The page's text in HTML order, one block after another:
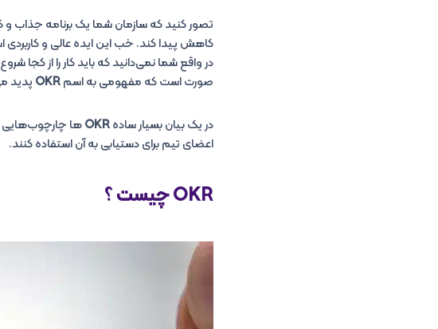
تصور کنید که سازمان شما یک برنامه جذاب و
کاهش پیدا کند. خب این ایده عالی و
در واقع شما نمی‌دانید که باید کار را از
صورت است که مفهومی به اسمOKR پدید
در یک بیان بسیار سادهOKRها چارچوب‌هایی
اعضای تیم برای دستیابی به آن استفاده کنند.
OKR چیست ؟